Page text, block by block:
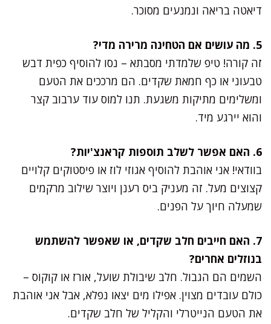
דיאטה בריאה ונמנעים מסוכר.
5. מה עושים אם הטחינה מרירה מדי?
זה קורה! טיפ שלמדתי מסבתא – נסו להוסיף כפית דבש
טבעוני או כף חמאת שקדים. הם מרככים את הטעם
ומשלימים מתיקות משגעת. תנו למוס עוד ערבוב קצר
והוא יירגע מיד.
6. האם אפשר לשלב תוספות קראנצ'יות?
בוודאי! אני אוהבת להוסיף אגוזי לוז או פיסטוקים קלויים
קצוצים מעל. זה מעניק ביס רענן ויוצר שילוב מרקמים
שמעלה חיוך על הפנים.
7. האם חייבים חלב שקדים, או שאפשר להשתמש
בנוזלים אחרים?
השמים הם הגבול. חלב שיבולת שועל, אורז או קוקוס –
כולם עובדים מצוין. אפילו מים יצאו נפלא, אבל אני אוהבת
את הטעם הנייטרלי והקליל של חלב שקדים.